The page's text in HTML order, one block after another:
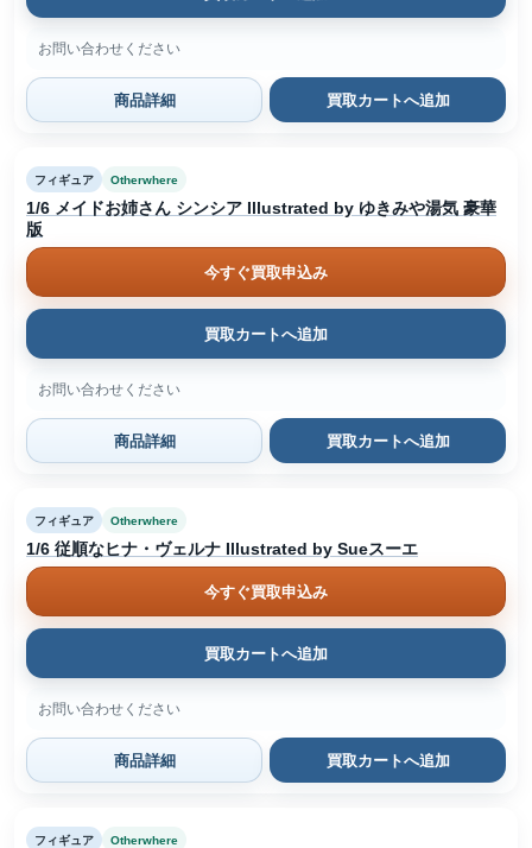
お問い合わせください
商品詳細 買取カートへ追加
フィギュア Otherwhere
1/6 メイドお姉さん シンシア Illustrated by ゆきみや湯気 豪華
版
今すぐ買取申込み
買取カートへ追加
お問い合わせください
商品詳細 買取カートへ追加
フィギュア Otherwhere
1/6 従順なヒナ・ヴェルナ Illustrated by Sueスーエ
今すぐ買取申込み
買取カートへ追加
お問い合わせください
商品詳細 買取カートへ追加
フィギュア Otherwhere